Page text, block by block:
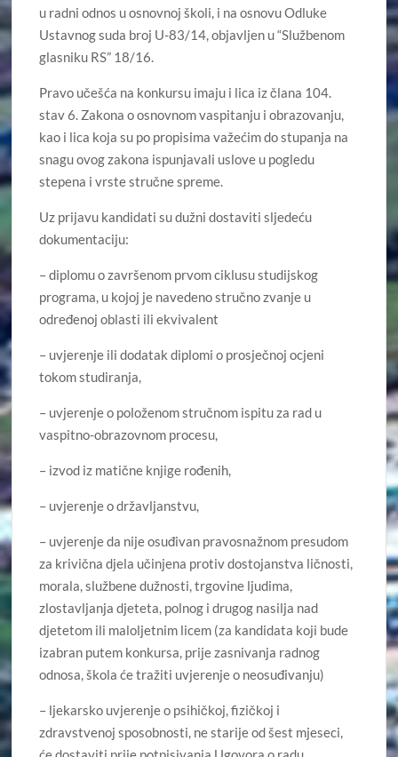
u radni odnos u osnovnoj školi, i na osnovu Odluke
Ustavnog suda broj U-83/14, objavljen u “Službenom
glasniku RS” 18/16.
Pravo učešća na konkursu imaju i lica iz člana 104.
stav 6. Zakona o osnovnom vaspitanju i obrazovanju,
kao i lica koja su po propisima važećim do stupanja na
snagu ovog zakona ispunjavali uslove u pogledu
stepena i vrste stručne spreme.
Uz prijavu kandidati su dužni dostaviti sljedeću
dokumentaciju:
– diplomu o završenom prvom ciklusu studijskog
programa, u kojoj je navedeno stručno zvanje u
određenoj oblasti ili ekvivalent
– uvjerenje ili dodatak diplomi o prosječnoj ocjeni
tokom studiranja,
– uvjerenje o položenom stručnom ispitu za rad u
vaspitno-obrazovnom procesu,
– izvod iz matične knjige rođenih,
– uvjerenje o državljanstvu,
– uvjerenje da nije osuđivan pravosnažnom presudom
za krivična djela učinjena protiv dostojanstva ličnosti,
morala, službene dužnosti, trgovine ljudima,
zlostavljanja djeteta, polnog i drugog nasilja nad
djetetom ili maloljetnim licem (za kandidata koji bude
izabran putem konkursa, prije zasnivanja radnog
odnosa, škola će tražiti uvjerenje o neosuđivanju)
– ljekarsko uvjerenje o psihičkoj, fizičkoj i
zdravstvenoj sposobnosti, ne starije od šest mjeseci,